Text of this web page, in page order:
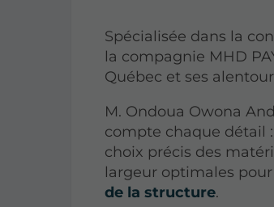
Spécialisée dans la
la compagnie MHD
Québec et ses
M. Ondoua Owona
compte chaque détail
choix précis des
largeur optimales pour
de la structure.